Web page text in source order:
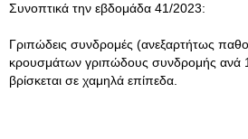
Συνοπτικά την εβδομάδα 41/2023:
Γριπώδεις συνδρομές (ανεξαρτήτως
κρουσμάτων γριπώδους συνδρομής ανά
βρίσκεται σε χαμηλά επίπεδα.